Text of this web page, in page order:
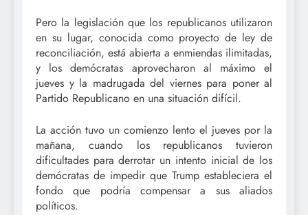
Pero la legislación que los republicanos utilizaron
en su lugar, conocida como proyecto de ley de
reconciliación, está abierta a enmiendas ilimitadas,
y los demócratas aprovecharon al máximo el
jueves y la madrugada del viernes para poner al
Partido Republicano en una situación difícil.
La acción tuvo un comienzo lento el jueves por la
mañana, cuando los republicanos tuvieron
dificultades para derrotar un intento inicial de los
demócratas de impedir que Trump estableciera el
fondo que podría compensar a sus aliados
políticos.